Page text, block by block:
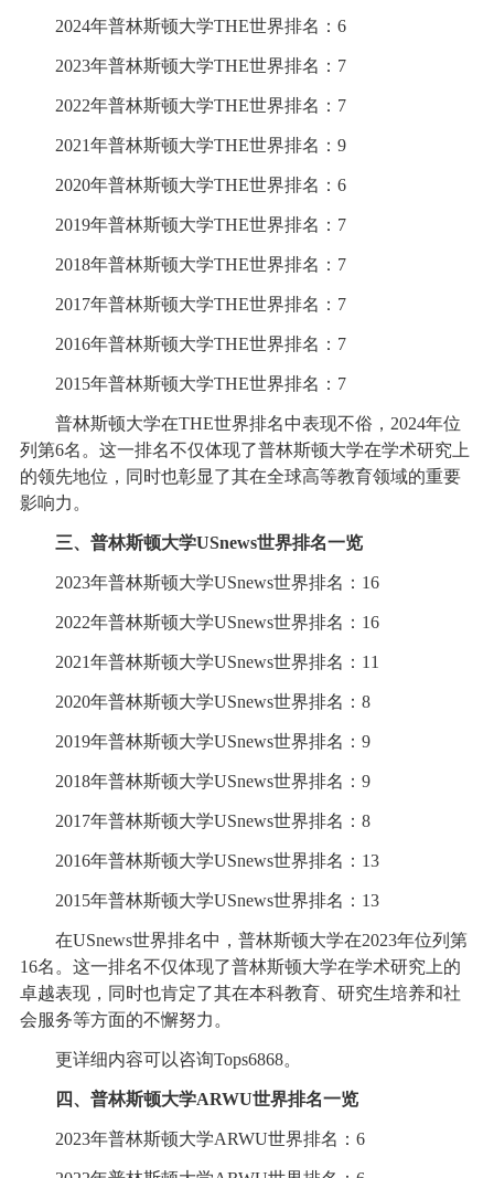
2024年普林斯顿大学THE世界排名：6
2023年普林斯顿大学THE世界排名：7
2022年普林斯顿大学THE世界排名：7
2021年普林斯顿大学THE世界排名：9
2020年普林斯顿大学THE世界排名：6
2019年普林斯顿大学THE世界排名：7
2018年普林斯顿大学THE世界排名：7
2017年普林斯顿大学THE世界排名：7
2016年普林斯顿大学THE世界排名：7
2015年普林斯顿大学THE世界排名：7
普林斯顿大学在THE世界排名中表现不俗，2024年位
列第6名。这一排名不仅体现了普林斯顿大学在学术研究上
的领先地位，同时也彰显了其在全球高等教育领域的重要
影响力。
三、普林斯顿大学USnews世界排名一览
2023年普林斯顿大学USnews世界排名：16
2022年普林斯顿大学USnews世界排名：16
2021年普林斯顿大学USnews世界排名：11
2020年普林斯顿大学USnews世界排名：8
2019年普林斯顿大学USnews世界排名：9
2018年普林斯顿大学USnews世界排名：9
2017年普林斯顿大学USnews世界排名：8
2016年普林斯顿大学USnews世界排名：13
2015年普林斯顿大学USnews世界排名：13
在USnews世界排名中，普林斯顿大学在2023年位列第
16名。这一排名不仅体现了普林斯顿大学在学术研究上的
卓越表现，同时也肯定了其在本科教育、研究生培养和社
会服务等方面的不懈努力。
更详细内容可以咨询Tops6868。
四、普林斯顿大学ARWU世界排名一览
2023年普林斯顿大学ARWU世界排名：6